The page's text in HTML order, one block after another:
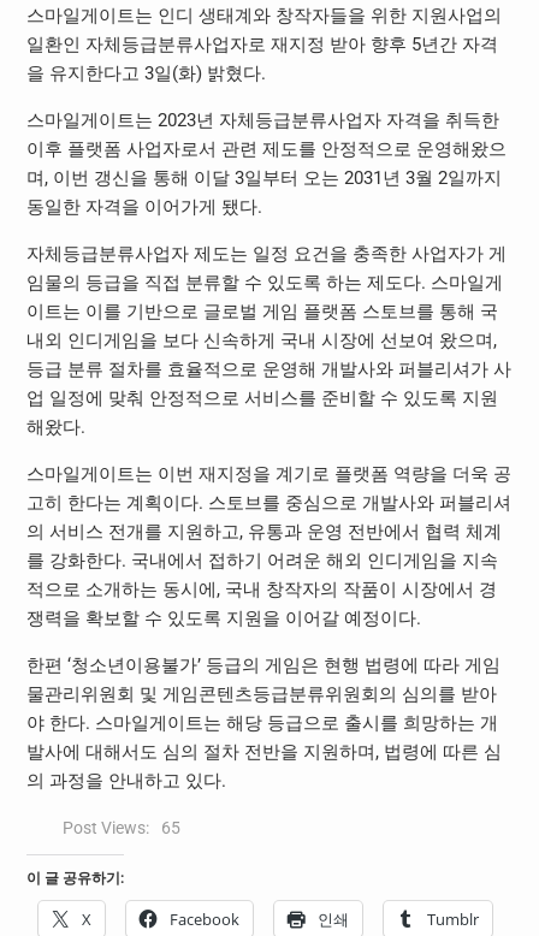
스마일게이트는 인디 생태계와 창작자들을 위한 지원사업의
일환인 자체등급분류사업자로 재지정 받아 향후 5년간 자격
을 유지한다고 3일(화) 밝혔다.
스마일게이트는 2023년 자체등급분류사업자 자격을 취득한
이후 플랫폼 사업자로서 관련 제도를 안정적으로 운영해왔으
며, 이번 갱신을 통해 이달 3일부터 오는 2031년 3월 2일까지
동일한 자격을 이어가게 됐다.
자체등급분류사업자 제도는 일정 요건을 충족한 사업자가 게
임물의 등급을 직접 분류할 수 있도록 하는 제도다. 스마일게
이트는 이를 기반으로 글로벌 게임 플랫폼 스토브를 통해 국
내외 인디게임을 보다 신속하게 국내 시장에 선보여 왔으며,
등급 분류 절차를 효율적으로 운영해 개발사와 퍼블리셔가 사
업 일정에 맞춰 안정적으로 서비스를 준비할 수 있도록 지원
해왔다.
스마일게이트는 이번 재지정을 계기로 플랫폼 역량을 더욱 공
고히 한다는 계획이다. 스토브를 중심으로 개발사와 퍼블리셔
의 서비스 전개를 지원하고, 유통과 운영 전반에서 협력 체계
를 강화한다. 국내에서 접하기 어려운 해외 인디게임을 지속
적으로 소개하는 동시에, 국내 창작자의 작품이 시장에서 경
쟁력을 확보할 수 있도록 지원을 이어갈 예정이다.
한편 ‘청소년이용불가’ 등급의 게임은 현행 법령에 따라 게임
물관리위원회 및 게임콘텐츠등급분류위원회의 심의를 받아
야 한다. 스마일게이트는 해당 등급으로 출시를 희망하는 개
발사에 대해서도 심의 절차 전반을 지원하며, 법령에 따른 심
의 과정을 안내하고 있다.
Post Views: 65
이 글 공유하기:
X Facebook 인쇄 Tumblr